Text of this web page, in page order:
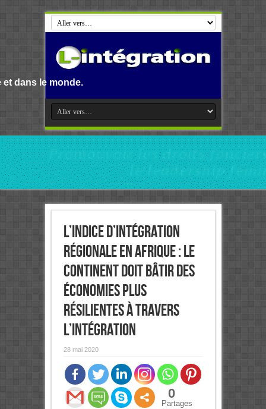
L’indice d’intégration
régionale en Afrique : Le
continent doit bâtir des
économies plus
résilientes à travers
l’intégration
28 mai 2020
0
Partages